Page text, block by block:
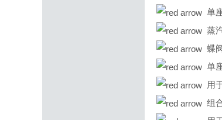
单
蒸
蝶
单
用
组